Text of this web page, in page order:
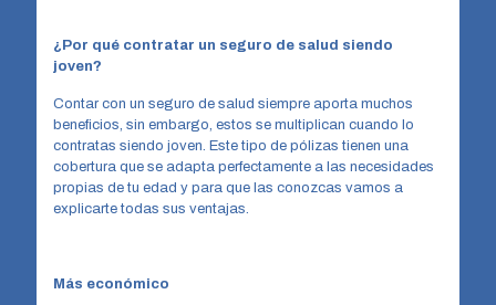
¿Por qué contratar un seguro de salud siendo
joven?
Contar con un seguro de salud siempre aporta muchos
beneficios, sin embargo, estos se multiplican cuando lo
contratas siendo joven. Este tipo de pólizas tienen una
cobertura que se adapta perfectamente a las necesidades
propias de tu edad y para que las conozcas vamos a
explicarte todas sus ventajas.
Más económico